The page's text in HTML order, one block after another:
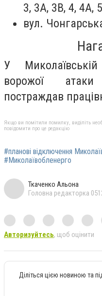
3, 3А, 3В, 4, 4А,
вул.
У
ворожої
постраждав
Якщо ви помітили помилку, виділіть
повідомити про це редакцію
#планові відключення
#Миколаївобленерго
Ткаченко Альона
Головна редакторка
Авторизуйтесь, щоб оцінити
Діліться цією новиною та